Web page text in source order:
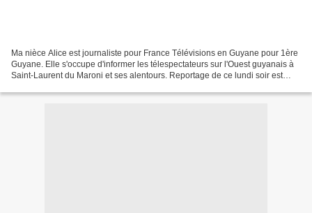
Ma nièce Alice est journaliste pour France Télévisions en Guyane pour 1ère
Guyane. Elle s'occupe d'informer les télespectateurs sur l'Ouest guyanais à
Saint-Laurent du Maroni et ses alentours. Reportage de ce lundi soir est